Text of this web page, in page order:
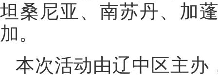
坦桑尼亚、南苏丹、加
加。
本次活动由辽中区主办